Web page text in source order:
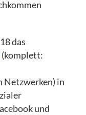
das
(komplett:
Netzwerken) in
und